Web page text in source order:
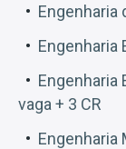
Engenharia
Engenharia
Engenharia
vaga + 3 CR
Engenharia